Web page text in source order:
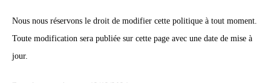
Nous nous réservons le droit de modifier cette politique à tout moment.
Toute modification sera publiée sur cette page avec une date de mise à
jour.